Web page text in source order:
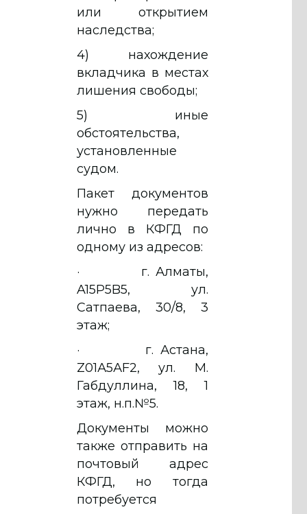
или открытием
наследства;
4) нахождение
вкладчика в местах
лишения свободы;
5) иные
обстоятельства,
установленные
судом.
Пакет документов
нужно передать
лично в КФГД по
одному из адресов:
· г. Алматы,
A15P5B5, ул.
Сатпаева, 30/8, 3
этаж;
· г. Астана,
Z01А5АF2, ул. М.
Габдуллина, 18, 1
этаж, н.п.№5.
Документы можно
также отправить на
почтовый адрес
КФГД, но тогда
потребуется